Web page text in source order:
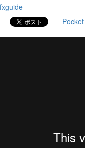
fxguide
Pocket